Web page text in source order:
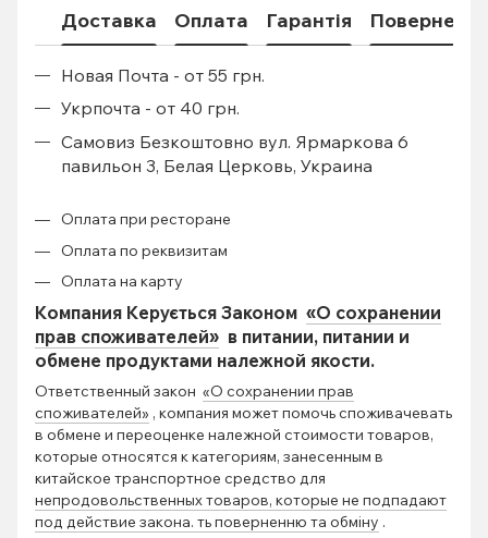
Доставка Оплата Гарантія
Новая Почта - от 55 грн.
Укрпочта - от 40 грн.
Самовиз Безкоштовно вул. Ярмаркова 6
павильон 3, Белая Церковь, Украина
Оплата при ресторане
Оплата по реквизитам
Оплата на карту
Компания Керується Законом «О сохранении
прав споживателей» в питании, питании и
обмене продуктами належной якости.
Ответственный закон «О сохранении прав
споживателей» , компания может помочь споживачевать
в обмене и переоценке належной стоимости товаров,
которые относятся к категориям, занесенным в
китайское транспортное средство для
непродовольственных товаров, которые не подпадают
под действие закона. ть поверненню та обміну .